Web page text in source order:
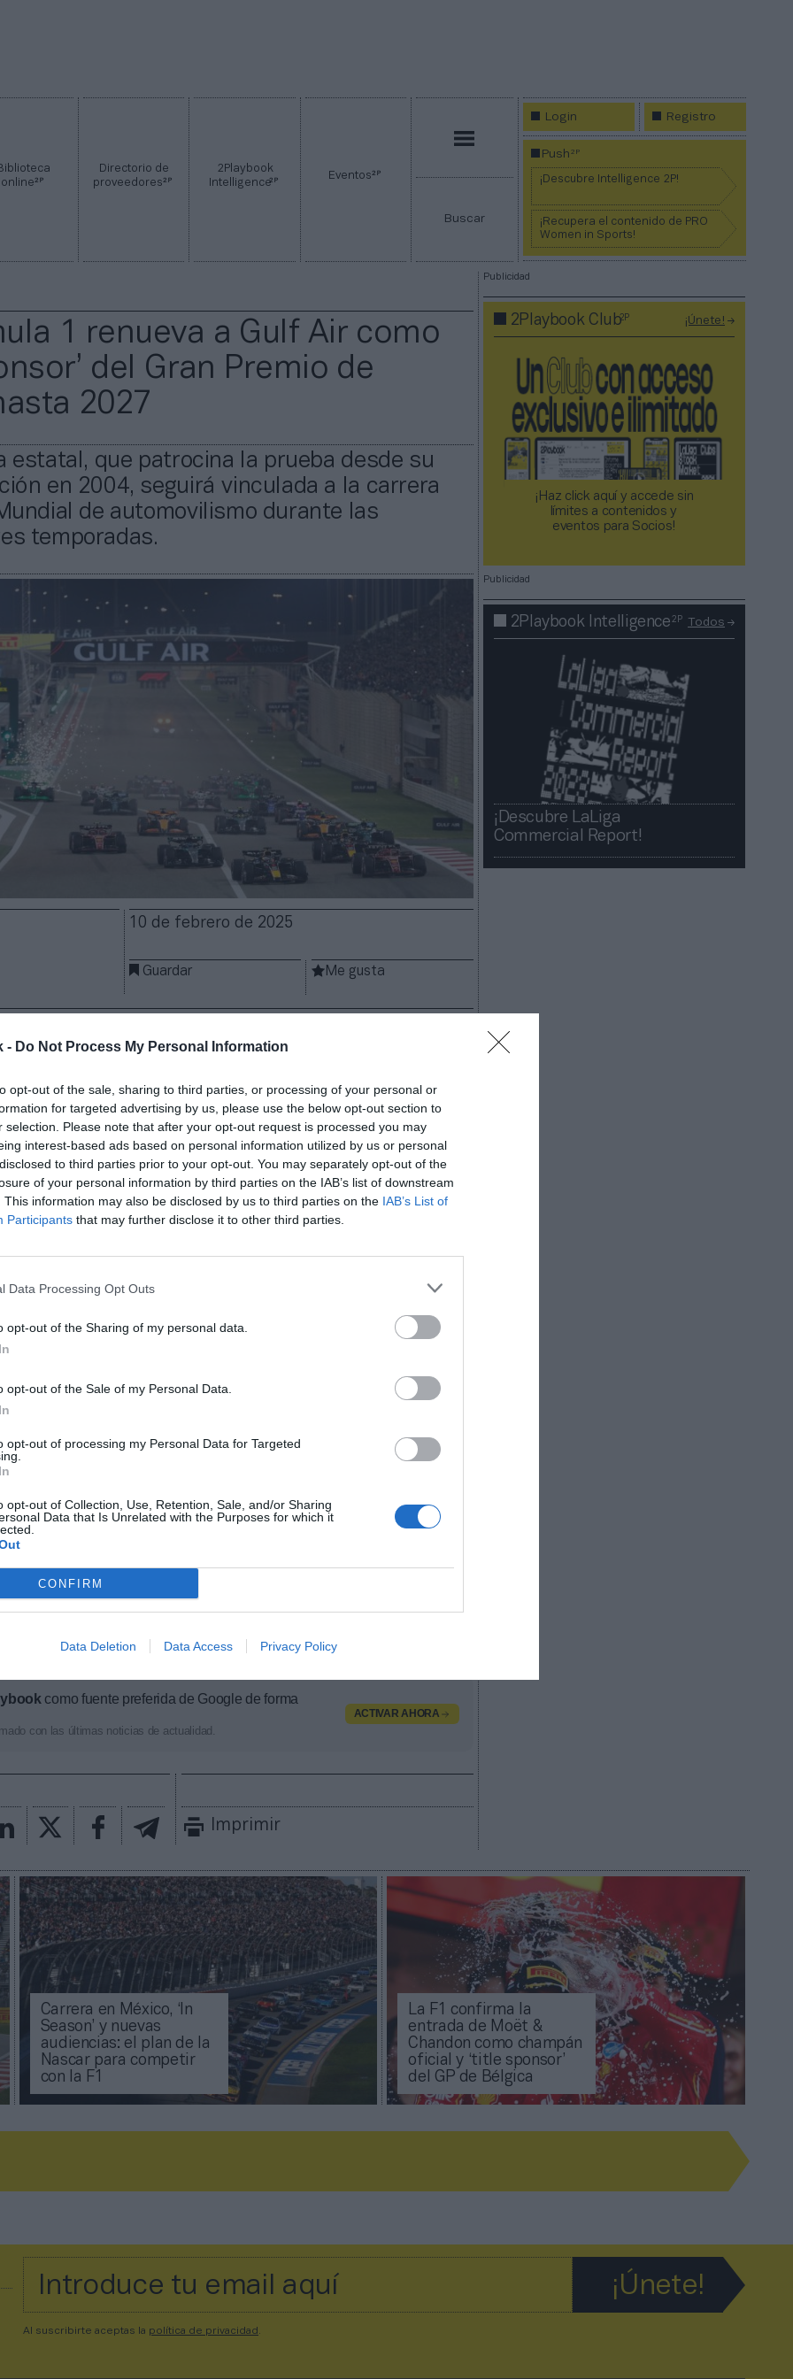
- Do Not Process My Personal Information
opt-out of the sale, sharing to third parties, or processing of your personal or
for targeted advertising by us, please use the below opt-out section to
selection. Please note that after your opt-out request is processed you may
interest-based ads based on personal information utilized by us or personal
to third parties prior to your opt-out. You may separately opt-out of the
of your personal information by third parties on the IAB’s list of downstream
This information may also be disclosed by us to third parties on the IAB’s List of
Participants that may further disclose it to other third parties.
Data Processing Opt Outs
opt-out of the Sharing of my personal data.
opt-out of the Sale of my Personal Data.
opt-out of processing my Personal Data for Targeted
opt-out of Collection, Use, Retention, Sale, and/or Sharing
Data that Is Unrelated with the Purposes for which it
CONFIRM
Data Deletion Data Access Privacy Policy
online2P
Directorio de
proveedores2P
2Playbook
Intelligence2P Eventos2P
Buscar
Login Registro
Push2P
¡Descubre Intelligence 2P!
¡Recupera el contenido de PRO
Women in Sports!
1 renueva a Gulf Air como
del Gran Premio de
2027
estatal, que patrocina la prueba desde su
en 2004, seguirá vinculada a la carrera
de automovilismo durante las
temporadas.
10 de febrero de 2025
Guardar Me gusta
ha renovado el acuerdo con
hasta 2027.
Se desconocen los términos económicos del
alianza queempezó en 2004 con la primera edicióndel
el país de Oriente Medio. La aerolínea estatal supera así los
con esta carrera y con el campeonato. Es, además, la
entre un Gran Premio de F1 y un patrocinador principal.
duradero de Gulf Air con el Gran Premio de Bahréin es un
carrera como una de las favoritas en el calendario de
y entretenimiento”, ha señalado Emily Prazer, directora
1.
2P
es la unidad de estrategia e inteligencia de mercado de
plataforma de datos monitoriza en tiempo real el negocio de
Primera FEB.
también contabiliza la asistencia a todos los eventos
y música en España, así como más de 25.000
en el mercado español y otros 7.000 contratos de las
norteamericanas de fútbol y baloncesto, segmentados por
de activos, marcas, categorías de producto y valor
través deintelligence@2playbook.com.
como fuente preferida de Google de forma
con las últimas noticias de actualidad.
ACTIVAR AHORA
Imprimir
Publicidad
2Playbook Club2P ¡Únete!
¡Haz click aquí y accede sin
límites a contenidos y
eventos para Socios!​​​​​​​
Publicidad
2Playbook Intelligence2P Todos
¡Descubre LaLiga
Commercial Report!​​
Carrera en México, ‘In
Season’ y nuevas
audiencias: el plan de la
Nascar para competir
con la F1
La F1 confirma la
entrada de Moët &
Chandon como champán
oficial y ‘title sponsor’
del GP de Bélgica
Al suscribirte aceptas la política de privacidad